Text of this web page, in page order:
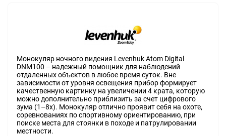
Монокуляр ночного видения Levenhuk Atom Digital
DNM100 – надежный помощник для наблюдений
отдаленных объектов в любое время суток. Вне
зависимости от уровня освещения прибор формирует
качественную картинку на увеличении 4 крата, которую
можно дополнительно приблизить за счет цифрового
зума (1–8х). Монокуляр отлично проявит себя на охоте,
соревнованиях по спортивному ориентированию, при
поиске места для стоянки в походе и патрулировании
местности.